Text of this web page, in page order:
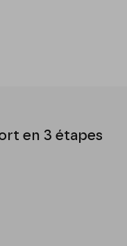
en 3 étapes